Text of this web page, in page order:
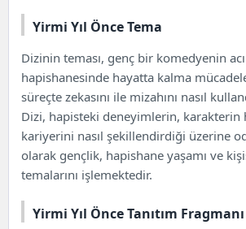
Yirmi Yıl Önce Tema
Dizinin teması, genç bir komedyenin
hapishanesinde hayatta kalma
süreçte zekasını ile mizahını nasıl
Dizi, hapisteki deneyimlerin, karakterin
kariyerini nasıl şekillendirdiği üzerine
olarak gençlik, hapishane yaşamı ve
temalarını işlemektedir.
Yirmi Yıl Önce Tanıtım Fragmanı